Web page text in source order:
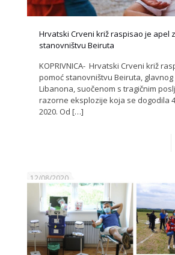
Hrvatski Crveni križ raspisao je apel
stanovništvu Beiruta
KOPRIVNICA- Hrvatski Crveni križ
pomoć stanovništvu Beiruta, glavnog
Libanona, suočenom s tragičnim
razorne eksplozije koja se dogodila
2020. Od […]
12/08/2020